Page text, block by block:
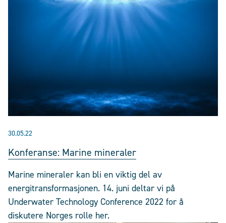
30.05.22
Konferanse: Marine mineraler
Marine mineraler kan bli en viktig del av
energitransformasjonen. 14. juni deltar vi på
Underwater Technology Conference 2022 for å
diskutere Norges rolle her.